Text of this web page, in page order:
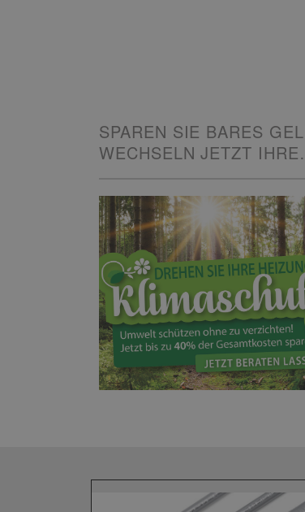
SPAREN SIE BARES
WECHSELN JETZT IHRE